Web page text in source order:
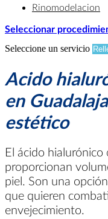
Rinomodelacion
Seleccionar
Seleccione un servicio
Acido
en
estético
El ácido hialurónico
proporcionan
piel. Son una
que quieren
envejecimiento.